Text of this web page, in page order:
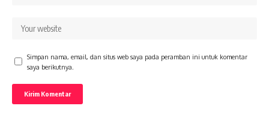
Simpan nama, email, dan situs web saya pada peramban ini untuk komentar
saya berikutnya.